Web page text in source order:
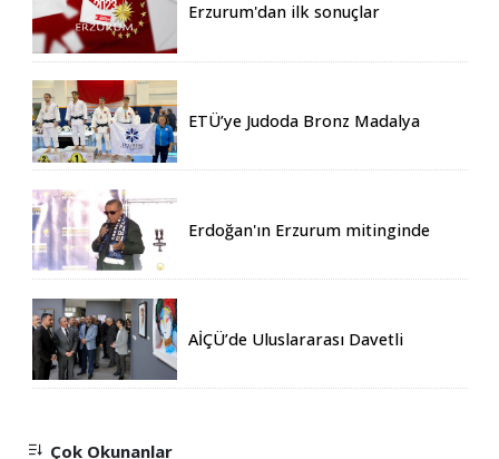
Erzurum'dan ilk sonuçlar
ETÜ’ye Judoda Bronz Madalya
Erdoğan'ın Erzurum mitinginde
AİÇÜ’de Uluslararası Davetli
Çok Okunanlar